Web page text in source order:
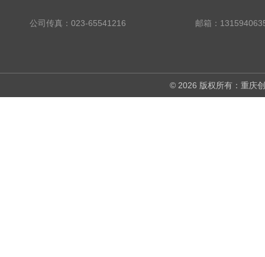
公司传真：023-65541216 邮箱：
© 2026 版权所有：重庆